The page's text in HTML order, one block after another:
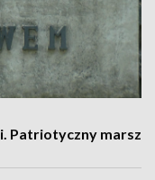
Patriotyczny marsz